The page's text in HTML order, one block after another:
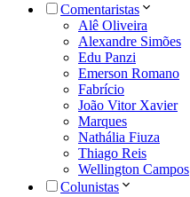
Comentaristas
Alê Oliveira
Alexandre Simões
Edu Panzi
Emerson Romano
Fabrício
João Vitor Xavier
Marques
Nathália Fiuza
Thiago Reis
Wellington Campos
Colunistas